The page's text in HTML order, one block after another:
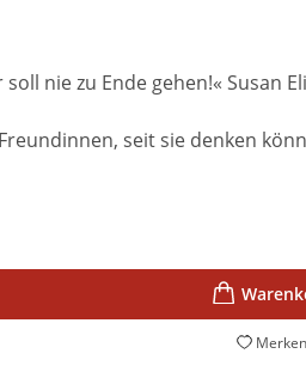
nie zu Ende gehen!« Susan
seit sie denken
Merken